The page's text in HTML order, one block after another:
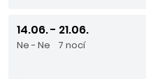
14.06. - 21.06.
Ne - Ne 7 nocí